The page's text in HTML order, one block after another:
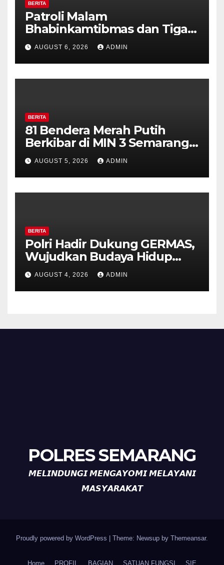
BERITA
Patroli Malam
Bhabinkamtibmas dan Tiga
Pilar Kelurahan Ungaran
Perkuat Kamtibmas, Warga
Diajak Aktifkan Ronda
AUGUST 6, 2026 ADMIN
BERITA
81 Bendera Merah Putih
Berkibar di MIN 3 Semarang,
Bhabinkamtibmas Desa
Timpik Hadiri Peringatan
HUT ke-81 Kemerdekaan RI
AUGUST 5, 2026 ADMIN
BERITA
Polri Hadir Dukung GERMAS,
Wujudkan Budaya Hidup
Sehat di Kecamatan Pabelan
AUGUST 4, 2026 ADMIN
POLRES SEMARANG
𝙈𝙀𝙇𝙄𝙉𝘿𝙐𝙉𝙂𝙄 𝙈𝙀𝙉𝙂𝘼𝙔𝙊𝙈𝙄 𝙈𝙀𝙇𝘼𝙔𝘼𝙉𝙄
𝙈𝘼𝙎𝙔𝘼𝙍𝘼𝙆𝘼𝙏
Proudly powered by WordPress Theme: Newsup by Themeansar.
Home PROFIL BAGIAN SATUAN FUNGSI SIE